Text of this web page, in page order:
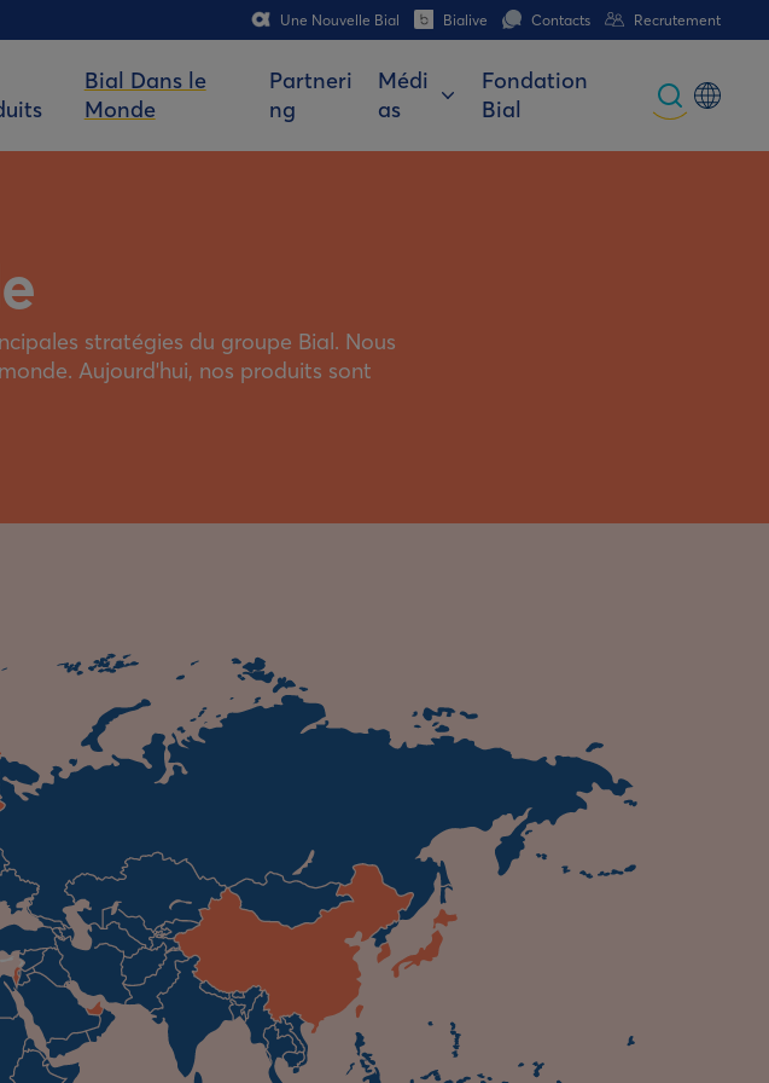
Une Nouvelle Bial Bialive Contacts Recrutement
Bial Dans le
Monde
Partneri
ng
Médi
as
Fondation
Bial
stratégies du groupe Bial. Nous
Aujourd'hui, nos produits sont